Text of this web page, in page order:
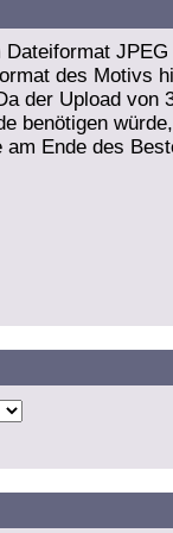
des Motivs
der Upload von
benötigen
Ende des